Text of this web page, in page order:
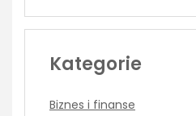
Kategorie
Biznes i finanse